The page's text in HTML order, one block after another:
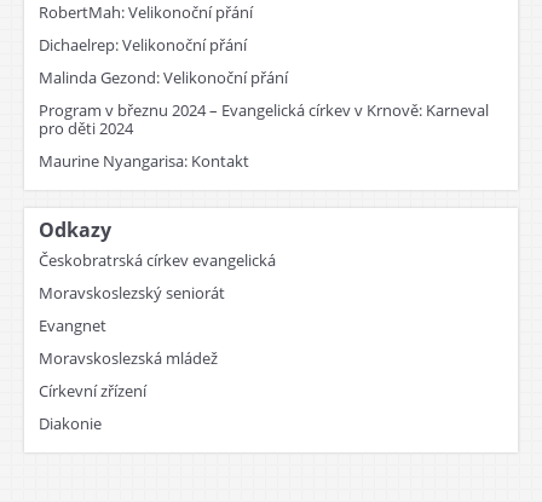
RobertMah:Velikonoční přání
Dichaelrep:Velikonoční přání
Malinda Gezond:Velikonoční přání
Program v březnu 2024 – Evangelická církev v Krnově: Karneval
pro děti 2024
Maurine Nyangarisa: Kontakt
Odkazy
Českobratrská církev evangelická
Moravskoslezský seniorát
Evangnet
Moravskoslezská mládež
Církevní zřízení
Diakonie